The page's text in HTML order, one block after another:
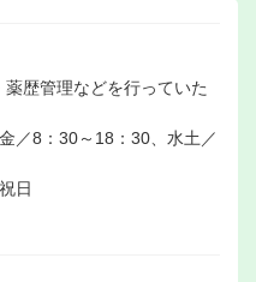
歴管理などを行っていた
／8：30～18：30、水土／
日